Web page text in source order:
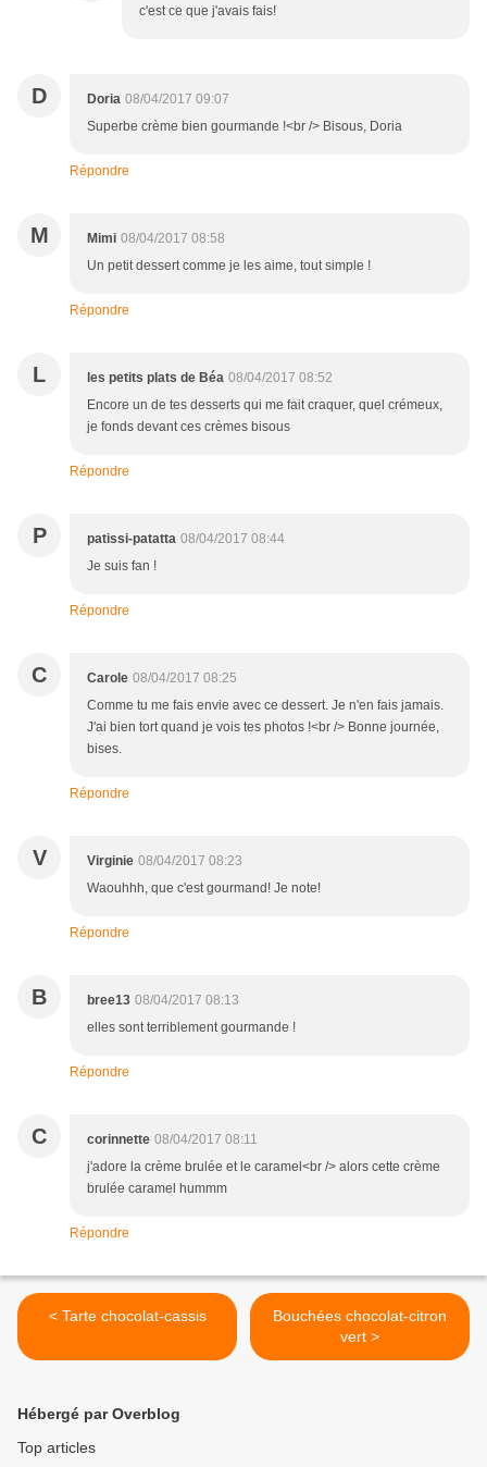
c'est ce que j'avais fais!
D Doria 08/04/2017 09:07
Superbe crème bien gourmande !<br /> Bisous, Doria
Répondre
M Mimi 08/04/2017 08:58
Un petit dessert comme je les aime, tout simple !
Répondre
L les petits plats de Béa 08/04/2017 08:52
Encore un de tes desserts qui me fait craquer, quel crémeux,
je fonds devant ces crèmes bisous
Répondre
P patissi-patatta 08/04/2017 08:44
Je suis fan !
Répondre
C Carole 08/04/2017 08:25
Comme tu me fais envie avec ce dessert. Je n'en fais jamais.
J'ai bien tort quand je vois tes photos !<br /> Bonne journée,
bises.
Répondre
V Virginie 08/04/2017 08:23
Waouhhh, que c'est gourmand! Je note!
Répondre
B bree13 08/04/2017 08:13
elles sont terriblement gourmande !
Répondre
C corinnette 08/04/2017 08:11
j'adore la crème brulée et le caramel<br /> alors cette crème
brulée caramel hummm
Répondre
< Tarte chocolat-cassis
Bouchées chocolat-citron
vert >
Hébergé par Overblog
Top articles